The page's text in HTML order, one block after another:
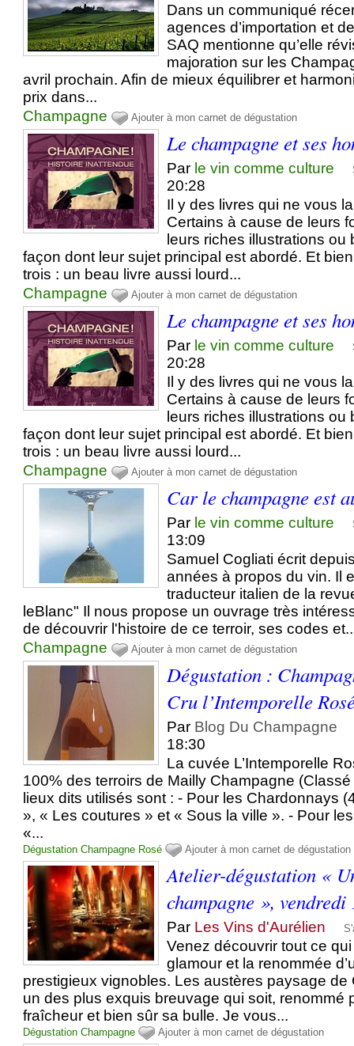
Dans un communiqué
agences d’importation et
SAQ mentionne qu’elle
majoration sur les
avril prochain. Afin de mieux équilibrer et
prix dans...
Champagne
Ajouter à mon carnet de dégustation
Le champagne et ses
Par le vin comme culture
20:28
Il y des livres qui ne vous
Certains à cause de leurs
leurs riches illustrations ou
façon dont leur sujet principal est abordé. Et
trois : un beau livre aussi lourd...
Champagne
Ajouter à mon carnet de dégustation
Le champagne et ses
Par le vin comme culture
20:28
Il y des livres qui ne vous
Certains à cause de leurs
leurs riches illustrations ou
façon dont leur sujet principal est abordé. Et
trois : un beau livre aussi lourd...
Champagne
Ajouter à mon carnet de dégustation
Car le champagne est
Par le vin comme culture
13:09
Samuel Cogliati écrit
années à propos du vin. Il
traducteur italien de la
leBlanc" Il nous propose un ouvrage très
de découvrir l'histoire de ce terroir, ses codes
Champagne
Ajouter à mon carnet de dégustation
Dégustation :
Cru l’Intemporelle
Par Blog Du Champagne
18:30
La cuvée L’Intemporelle
100% des terroirs de Mailly Champagne
lieux dits utilisés sont : - Pour les Chardonnays
», « Les coutures » et « Sous la ville ». - Pour
«...
Dégustation Champagne Rosé Ajouter à mon carnet de dégustation
Atelier-dégustation «
champagne », vendredi
Par Les Vins d'Aurélien
Venez découvrir tout ce qui
glamour et la renommée
prestigieux vignobles. Les austères paysage de
un des plus exquis breuvage qui soit, renommé
fraîcheur et bien sûr sa bulle. Je vous...
Dégustation Champagne Ajouter à mon carnet de dégustation